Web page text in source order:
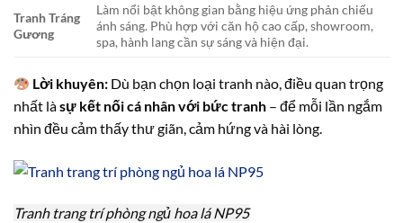
Tranh Tráng
Gương
Làm nổi bật không gian bằng hiệu ứng phản chiếu
ánh sáng. Phù hợp với căn hộ cao cấp, showroom,
spa, hành lang cần sự sáng và hiện đại.
Lời khuyên: Dù bạn chọn loại tranh nào, điều quan trọng
nhất làsự kết nối cá nhân với bức tranh – để mỗi lần ngắm
nhìn đều cảm thấy thư giãn, cảm hứng và hài lòng.
Tranh trang trí phòng ngủ hoa lá NP95